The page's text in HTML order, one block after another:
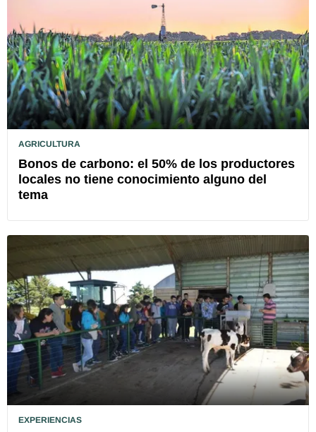
AGRICULTURA
Bonos de carbono: el 50% de los productores
locales no tiene conocimiento alguno del
tema
EXPERIENCIAS